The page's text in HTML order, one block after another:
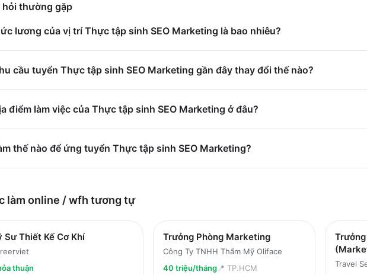
hỏi thường gặp
lương của vị trí Thực tập sinh SEO Marketing là bao nhiêu?
cầu tuyển Thực tập sinh SEO Marketing gần đây thay đổi thế nào?
điểm làm việc của Thực tập sinh SEO Marketing ở đâu?
thế nào để ứng tuyển Thực tập sinh SEO Marketing?
làm online / wfh tương tự
Sư Thiết Kế Cơ Khí
thuận
Trưởng Phòng Marketing
Công Ty TNHH Thẩm Mỹ Oliface
40 triệu/tháng📍 TP.HCM
Travel